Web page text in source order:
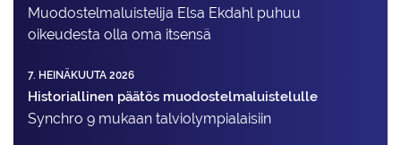
Muodostelma­luistelija Elsa Ekdahl puhuu
oikeudesta olla oma itsensä
7. HEINÄKUUTA 2026
Historiallinen päätös muodostelmaluistelulle
Synchro 9 mukaan talviolympialaisiin